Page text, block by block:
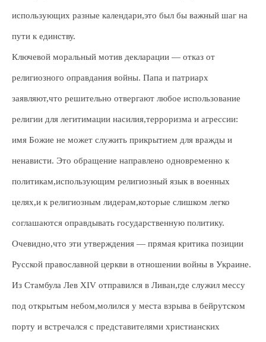
использующих разные календари,это был бы важный шаг на
пути к единству.
Ключевой моральный мотив декларации — отказ от
религиозного оправдания войны. Папа и патриарх
заявляют,что решительно отвергают любое использование
религии для легитимации насилия,терроризма и агрессии:
имя Божие не может служить прикрытием для вражды и
ненависти. Это обращение направлено одновременно к
политикам,использующим религиозный язык в военных
целях,и к религиозным лидерам,которые слишком легко
соглашаются оправдывать государственную политику.
Очевидно,что эти утверждения — прямая критика позиции
Русской православной церкви в отношении войны в Украине.
Из Стамбула Лев XIV отправился в Ливан,где служил мессу
под открытым небом,молился у места взрыва в бейрутском
порту и встречался с представителями христианских